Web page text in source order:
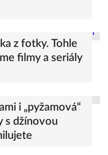
z fotky. Tohle
filmy a seriály
i „pyžamová“
s džínovou